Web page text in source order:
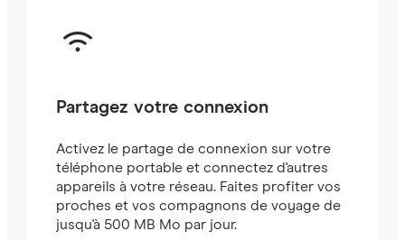
Partagez votre connexion
Activez le partage de connexion sur votre
téléphone portable et connectez d'autres
appareils à votre réseau. Faites profiter vos
proches et vos compagnons de voyage de
jusqu'à 500 MB Mo par jour.